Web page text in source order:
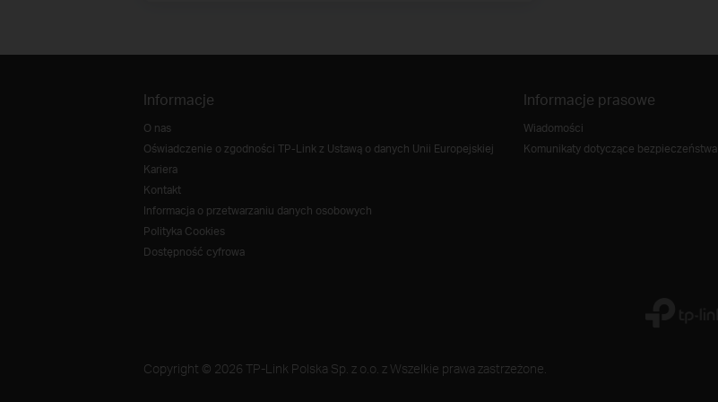
Informacje
O nas
Oświadczenie o zgodności TP-Link z Ustawą o danych Unii Europejskiej
Kariera
Kontakt
Informacja o przetwarzaniu danych osobowych
Polityka Cookies
Dostępność cyfrowa
Informacje prasowe
Wiadomości
Komunikaty dotyczące bezpieczeństwa
Copyright © 2026 TP-Link Polska Sp. z o.o. z Wszelkie prawa zastrzeżone.